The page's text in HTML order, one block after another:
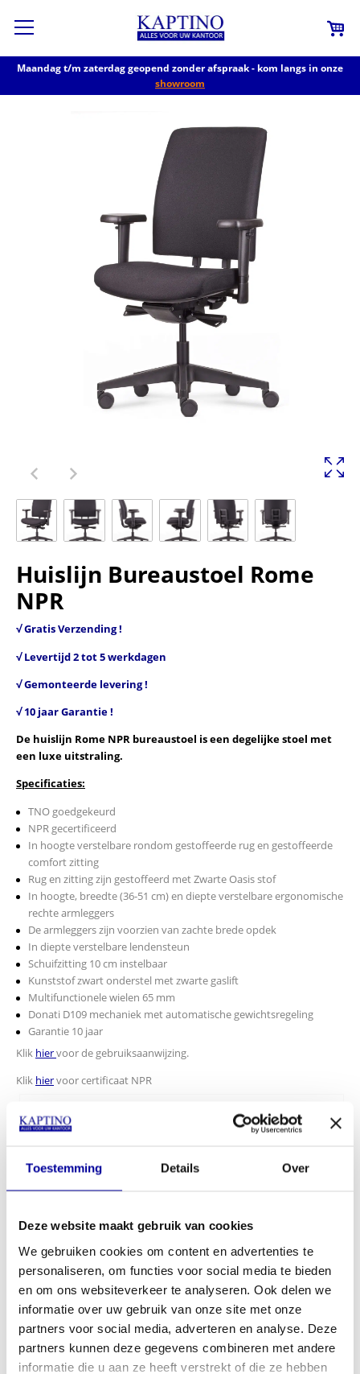
Toestemming Details Over
Deze website maakt gebruik van cookies
We gebruiken cookies om content en advertenties te
personaliseren, om functies voor social media te bieden
en om ons websiteverkeer te analyseren. Ook delen we
informatie over uw gebruik van onze site met onze
partners voor social media, adverteren en analyse. Deze
partners kunnen deze gegevens combineren met andere
informatie die u aan ze heeft verstrekt of die ze hebben
Maandag t/m zaterdag geopend zonder afspraak - kom langs in onze
showroom
Huislijn Bureaustoel Rome
NPR
√ Gratis Verzending !
√ Levertijd 2 tot 5 werkdagen
√ Gemonteerde levering !
√ 10 jaar Garantie !
De huislijn Rome NPR bureaustoel is een degelijke stoel met
een luxe uitstraling.
Specificaties:
TNO goedgekeurd
NPR gecertificeerd
In hoogte verstelbare rondom gestoffeerde rug en gestoffeerde
comfort zitting
Rug en zitting zijn gestoffeerd met Zwarte Oasis stof
In hoogte, breedte (36-51 cm) en diepte verstelbare ergonomische
rechte armleggers
De armleggers zijn voorzien van zachte brede opdek
In diepte verstelbare lendensteun
Schuifzitting 10 cm instelbaar
Kunststof zwart onderstel met zwarte gaslift
Multifunctionele wielen 65 mm
Donati D109 mechaniek met automatische gewichtsregeling
Garantie 10 jaar
Klik hiervoor de gebruiksaanwijzing.
Klik hiervoor certificaat NPR
Optie onderstel:
€519,00 €459,00
In mijn winkelwagen